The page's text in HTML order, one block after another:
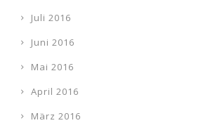
Juli 2016
Juni 2016
Mai 2016
April 2016
März 2016